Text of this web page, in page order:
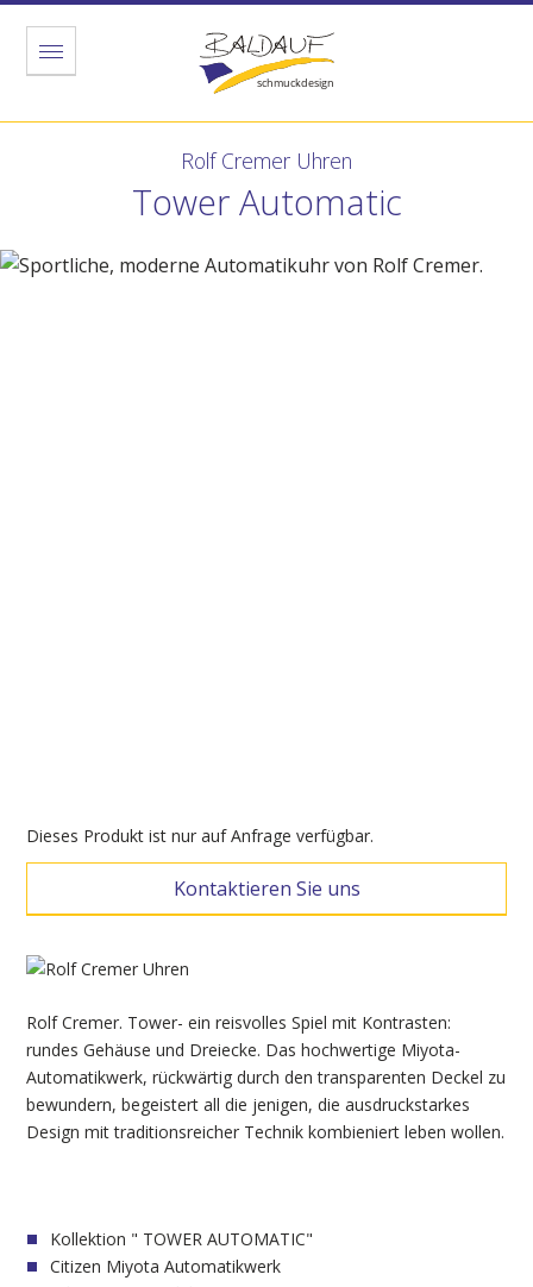
Rolf Cremer Uhren
Tower Automatic
Dieses Produkt ist nur auf Anfrage verfügbar.
Kontaktieren Sie uns
Rolf Cremer. Tower- ein reisvolles Spiel mit Kontrasten:
rundes Gehäuse und Dreiecke. Das hochwertige Miyota-
Automatikwerk, rückwärtig durch den transparenten Deckel zu
bewundern, begeistert all die jenigen, die ausdruckstarkes
Design mit traditionsreicher Technik kombieniert leben wollen.
Kollektion " TOWER AUTOMATIC"
Citizen Miyota Automatikwerk